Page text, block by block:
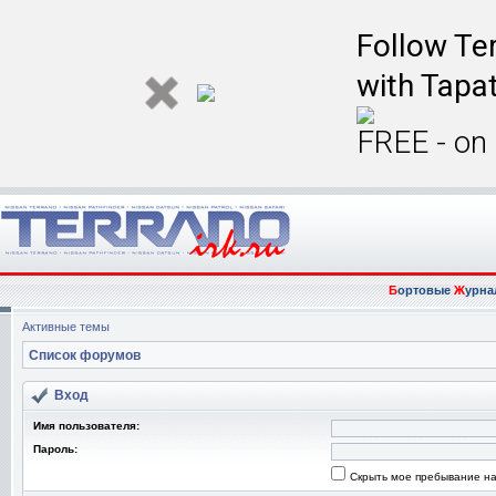
Follow
with
FREE -
БортовыеЖ
Активные темы
Список форумов
Вход
Имя пользователя:
Пароль:
Скрыть мое пребывание